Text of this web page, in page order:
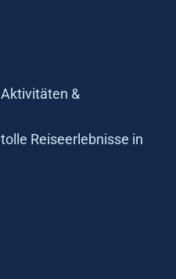
&
Reiseerlebnisse in